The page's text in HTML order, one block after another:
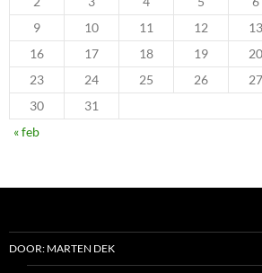
9
10 11 12 13
16
17 18 19 20
23
24 25 26 27
30
31
« feb
DOOR: MARTEN DEK